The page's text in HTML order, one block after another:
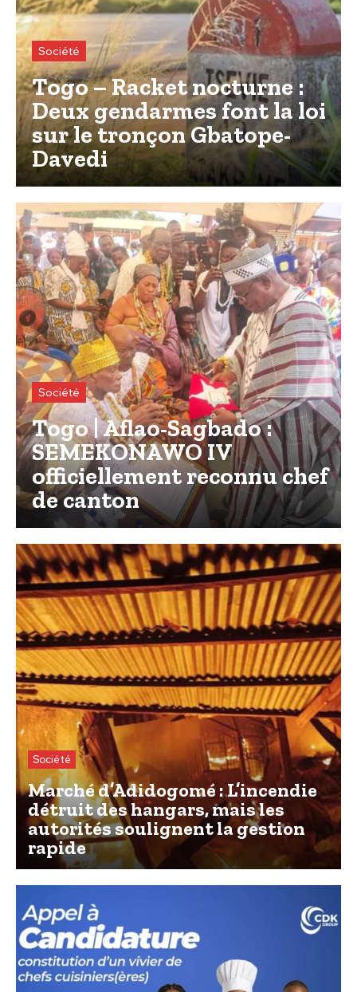
Société
Togo – Racket nocturne :
Deux gendarmes font la loi
sur le tronçon Gbatope-
Davedi
Société
Togo | Aflao-Sagbado :
SEMEKONAWO IV
officiellement reconnu chef
de canton
Société
Marché d’Adidogomé : L’incendie
détruit des hangars, mais les
autorités soulignent la gestion
rapide